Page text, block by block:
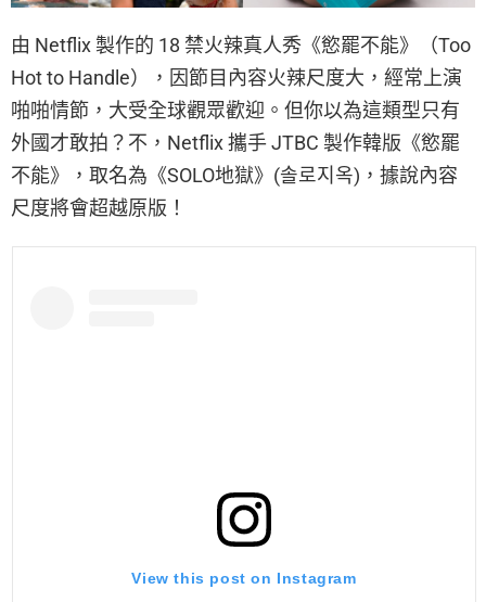
由 Netflix 製作的 18 禁火辣真人秀《慾罷不能》（Too
Hot to Handle），因節目內容火辣尺度大，經常上演
啪啪情節，大受全球觀眾歡迎。但你以為這類型只有
外國才敢拍？不，Netflix 攜手 JTBC 製作韓版《慾罷
不能》，取名為《SOLO地獄》(솔로지옥)，據說內容
尺度將會超越原版！
View this post on Instagram